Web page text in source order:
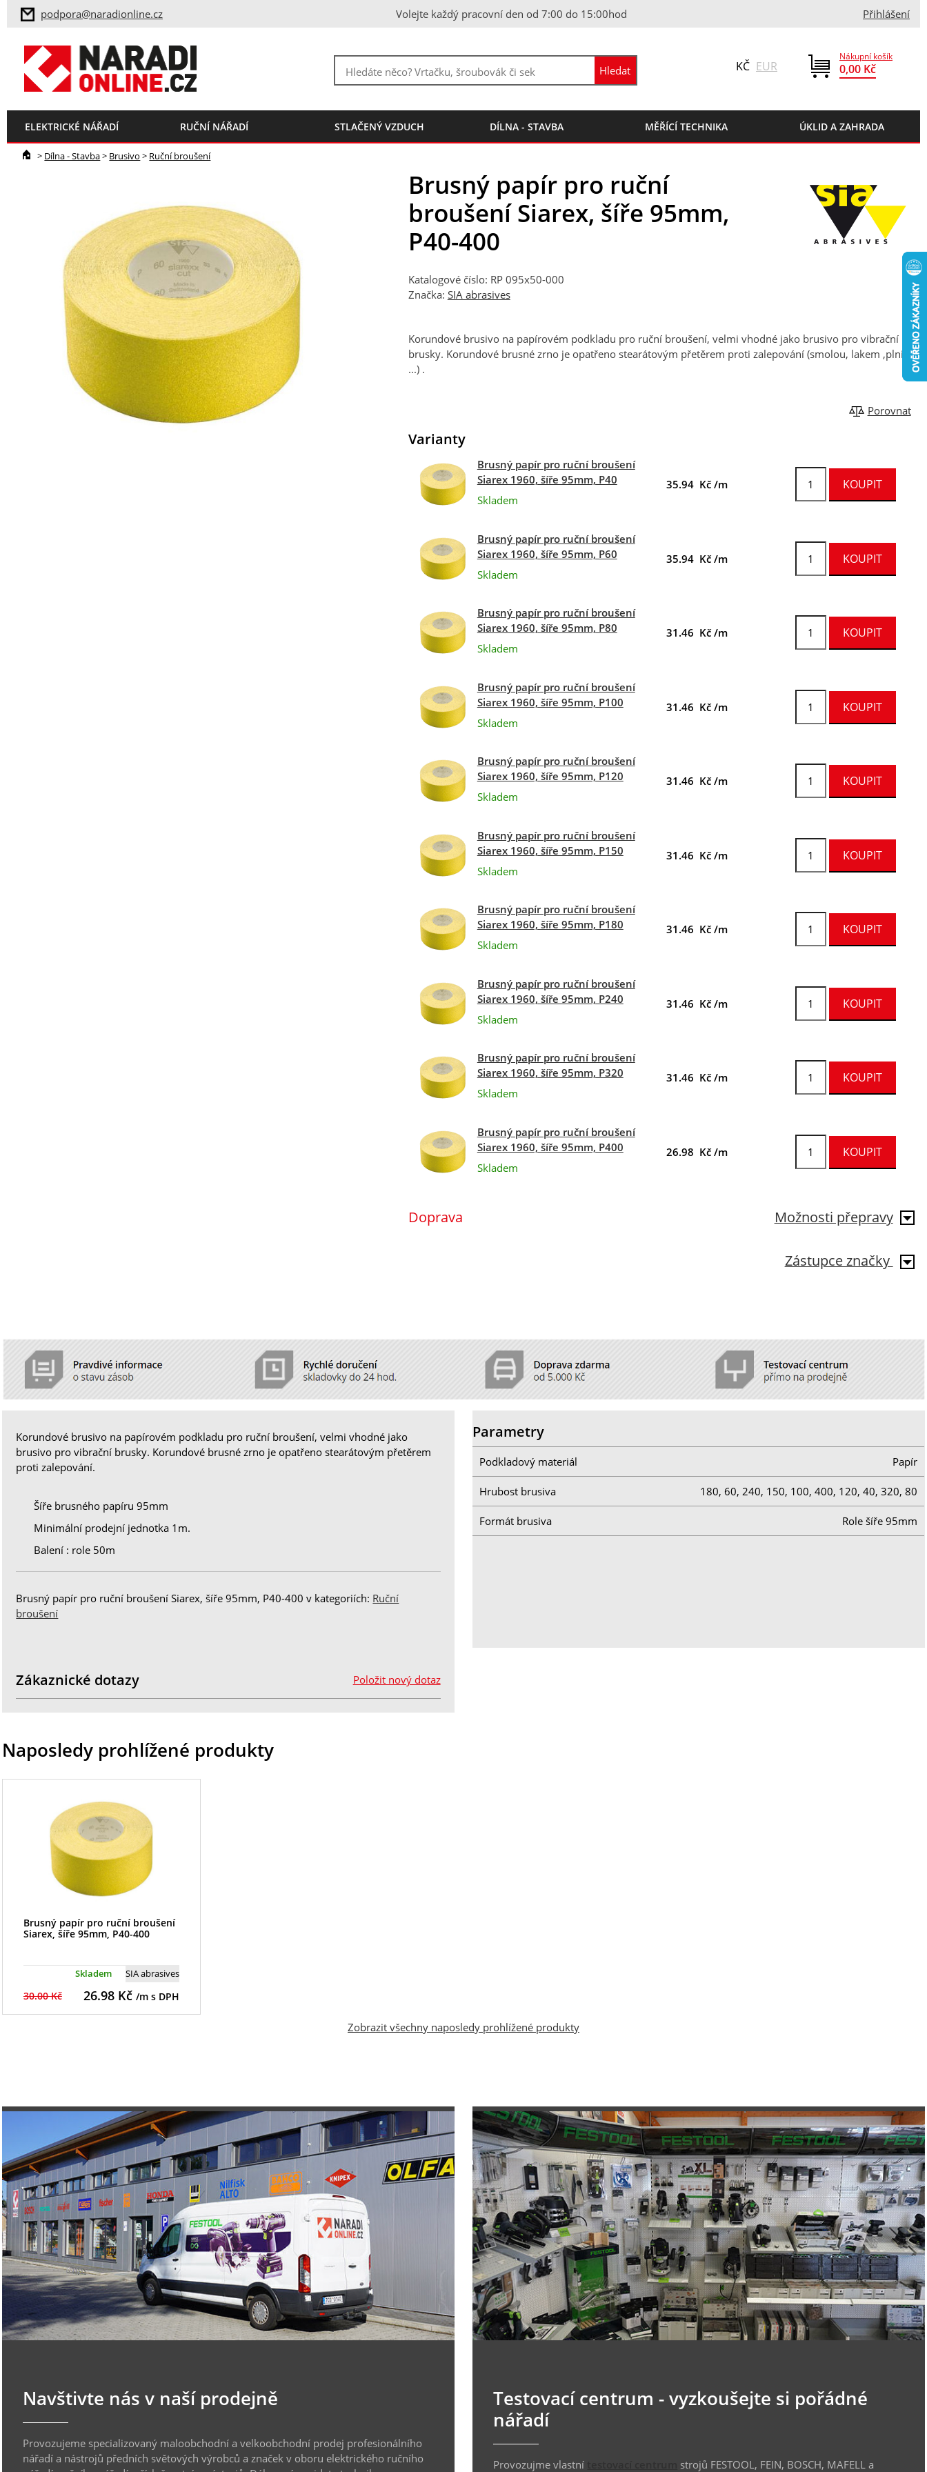
podpora@naradionline.cz Volejte každý pracovní den od 7:00 do 15:00hod Přihlášení
Nákupní košík
0,00 Kč
KČ EUR
ELEKTRICKÉ NÁŘADÍ RUČNÍ NÁŘADÍ STLAČENÝ VZDUCH DÍLNA - STAVBA MĚŘÍCÍ TECHNIKA ÚKLID A ZAHRADA
> Dílna - Stavba> Brusivo > Ruční broušení
Brusný papír pro ruční
broušení Siarex, šíře 95mm,
P40-400
Katalogové číslo: RP 095x50-000
Značka: SIA abrasives
Korundové brusivo na papírovém podkladu pro ruční broušení, velmi vhodné jako brusivo pro vibrační
brusky. Korundové brusné zrno je opatřeno stearátovým přetěrem proti zalepování (smolou, lakem ,plničem
...) .
Porovnat
Varianty
Brusný papír pro ruční broušení
Siarex 1960, šíře 95mm, P40
Skladem
35.94 Kč /m
Brusný papír pro ruční broušení
Siarex 1960, šíře 95mm, P60
Skladem
35.94 Kč /m
Brusný papír pro ruční broušení
Siarex 1960, šíře 95mm, P80
Skladem
31.46 Kč /m
Brusný papír pro ruční broušení
Siarex 1960, šíře 95mm, P100
Skladem
31.46 Kč /m
Brusný papír pro ruční broušení
Siarex 1960, šíře 95mm, P120
Skladem
31.46 Kč /m
Brusný papír pro ruční broušení
Siarex 1960, šíře 95mm, P150
Skladem
31.46 Kč /m
Brusný papír pro ruční broušení
Siarex 1960, šíře 95mm, P180
Skladem
31.46 Kč /m
Brusný papír pro ruční broušení
Siarex 1960, šíře 95mm, P240
Skladem
31.46 Kč /m
Brusný papír pro ruční broušení
Siarex 1960, šíře 95mm, P320
Skladem
31.46 Kč /m
Brusný papír pro ruční broušení
Siarex 1960, šíře 95mm, P400
Skladem
26.98 Kč /m
Možnosti přepravy
Doprava
Zástupce značky
Korundové brusivo na papírovém podkladu pro ruční broušení, velmi vhodné jako
brusivo pro vibrační brusky. Korundové brusné zrno je opatřeno stearátovým přetěrem
proti zalepování.
Šíře brusného papíru 95mm
Minimální prodejní jednotka 1m.
Balení : role 50m
Brusný papír pro ruční broušení Siarex, šíře 95mm, P40-400 v kategoriích: Ruční
broušení
Parametry
Podkladový materiál Papír
Hrubost brusiva 180, 60, 240, 150, 100, 400, 120, 40, 320, 80
Formát brusiva Role šíře 95mm
Položit nový dotaz
Zákaznické dotazy
Naposledy prohlížené produkty
Brusný papír pro ruční broušení
Siarex, šíře 95mm, P40-400
SIA abrasives
Skladem
30.00 Kč 26.98Kč /m s DPH
Zobrazit všechny naposledy prohlížené produkty
Navštivte nás v naší prodejně
Provozujeme specializovaný maloobchodní a velkoobchodní prodej profesionálního
nářadí a nástrojů předních světových výrobců a značek v oboru elektrického ručního
Testovací centrum - vyzkoušejte si pořádné
nářadí
Provozujme vlastní strojů FESTOOL, FEIN, BOSCH, MAFELL a